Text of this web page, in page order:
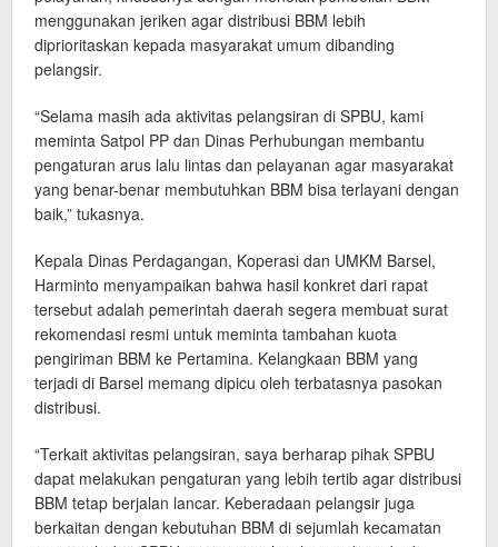
menggunakan jeriken agar distribusi BBM lebih
diprioritaskan kepada masyarakat umum dibanding
pelangsir.
“Selama masih ada aktivitas pelangsiran di SPBU, kami
meminta Satpol PP dan Dinas Perhubungan membantu
pengaturan arus lalu lintas dan pelayanan agar masyarakat
yang benar-benar membutuhkan BBM bisa terlayani dengan
baik,” tukasnya.
Kepala Dinas Perdagangan, Koperasi dan UMKM Barsel,
Harminto menyampaikan bahwa hasil konkret dari rapat
tersebut adalah pemerintah daerah segera membuat surat
rekomendasi resmi untuk meminta tambahan kuota
pengiriman BBM ke Pertamina. Kelangkaan BBM yang
terjadi di Barsel memang dipicu oleh terbatasnya pasokan
distribusi.
“Terkait aktivitas pelangsiran, saya berharap pihak SPBU
dapat melakukan pengaturan yang lebih tertib agar distribusi
BBM tetap berjalan lancar. Keberadaan pelangsir juga
berkaitan dengan kebutuhan BBM di sejumlah kecamatan